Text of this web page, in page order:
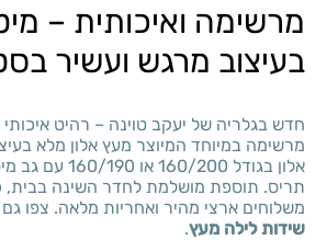
מרשימה ואיכותית –
בעיצוב מרגש ועשיר
חדש בגלריה של יעקב טוינה – רהיט איכותי
מרשימה במיוחד המיוצר מעץ אלון מלא
אלון בגודל 160/
תריס. תוספת מושלמת לחדר השינה בבית,
משלוחים ארצי מהיר ואחריות מלאה. צפו
שידות לילה מעץ.